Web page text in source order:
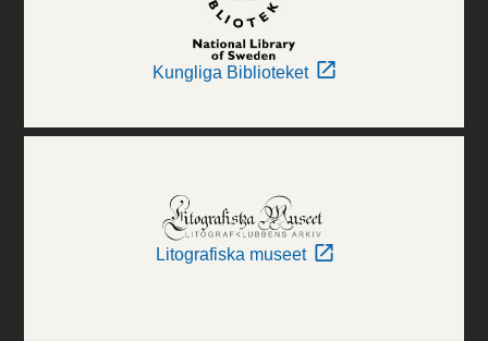
Kungliga Biblioteket
Litografiska museet